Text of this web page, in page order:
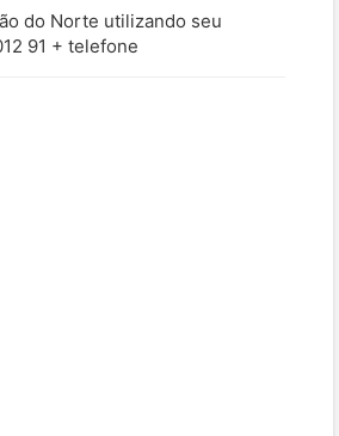
do Norte utilizando seu
91 + telefone